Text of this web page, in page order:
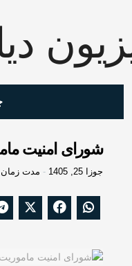
شورای امنیت
جوزا 25, 1405 مدت زمان